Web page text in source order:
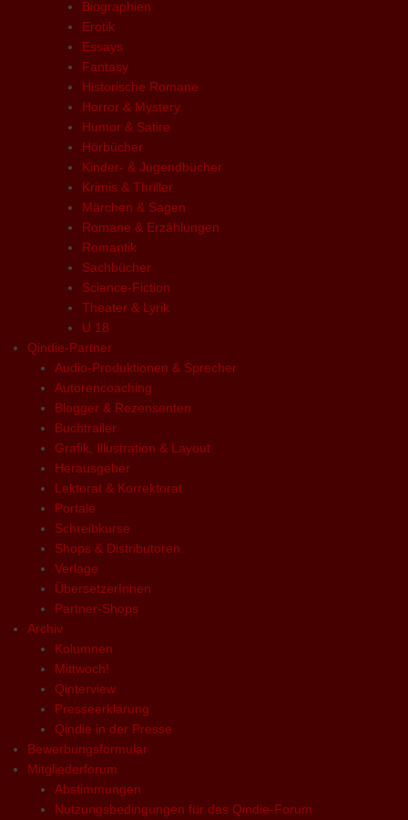
Biographien
Erotik
Essays
Fantasy
Historische Romane
Horror & Mystery
Humor & Satire
Hörbücher
Kinder- & Jugendbücher
Krimis & Thriller
Märchen & Sagen
Romane & Erzählungen
Romantik
Sachbücher
Science-Fiction
Theater & Lyrik
U 18
Qindie-Partner
Audio-Produktionen & Sprecher
Autorencoaching
Blogger & Rezensenten
Buchtrailer
Grafik, Illustration & Layout
Herausgeber
Lektorat & Korrektorat
Portale
Schreibkurse
Shops & Distributoren
Verlage
ÜbersetzerInnen
Partner-Shops
Archiv
Kolumnen
Mittwoch!
Qinterview
Presseerklärung
Qindie in der Presse
Bewerbungsformular
Mitgliederforum
Abstimmungen
Nutzungsbedingungen für das Qindie-Forum